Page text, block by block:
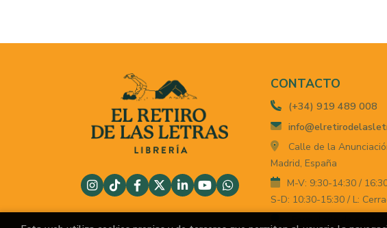
CONTACTO
(+34) 919 489 008
Calle de la
Madrid, España
M-V: 9:30-14:30 /
S-D: 10:30-15:30 / L: